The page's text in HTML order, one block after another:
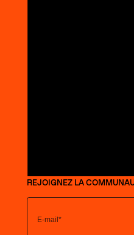
REJOIGNEZ LA